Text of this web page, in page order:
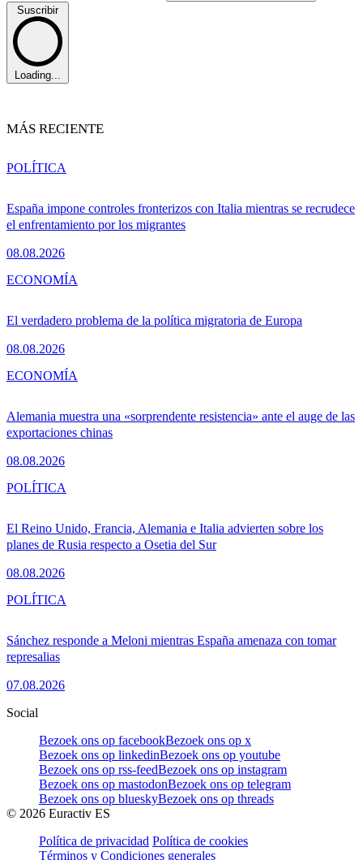
Suscribir
Loading...
MÁS RECIENTE
España impone controles fronterizos con Italia mientras se recrudece
el enfrentamiento por los migrantes
08.08.2026
POLÍTICA
El verdadero problema de la política migratoria de Europa
08.08.2026
ECONOMÍA
Alemania muestra una «sorprendente resistencia» ante el auge de las
exportaciones chinas
08.08.2026
ECONOMÍA
El Reino Unido, Francia, Alemania e Italia advierten sobre los
planes de Rusia respecto a Osetia del Sur
08.08.2026
POLÍTICA
Sánchez responde a Meloni mientras España amenaza con tomar
represalias
07.08.2026
POLÍTICA
Social
Bezoek ons op facebookBezoek ons op x
Bezoek ons op linkedinBezoek ons op youtube
Bezoek ons op rss-feedBezoek ons op instagram
Bezoek ons op mastodonBezoek ons op telegram
Bezoek ons op blueskyBezoek ons op threads
© 2026 Euractiv ES
Política de privacidad Política de cookies
Términos y Condiciones generales